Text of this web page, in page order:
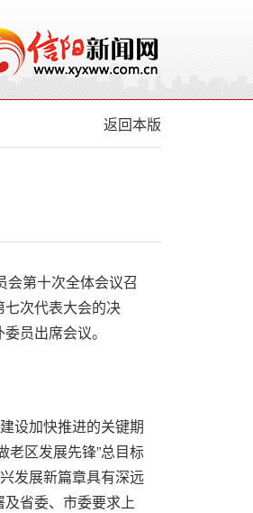
返回本版
会第十次全体会议召
次代表大会的决
员出席会议。
设加快推进的关键期
老区发展先锋”总目标
发展新篇章具有深远
省委、市委要求上